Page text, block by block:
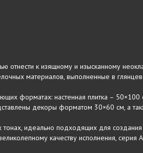
к изящному и изысканному
материалов, выполненные в
форматах: настенная плитка –
декоры форматом 30×60 см, а
тонах, идеально подходящих для
качеству исполнения, серия